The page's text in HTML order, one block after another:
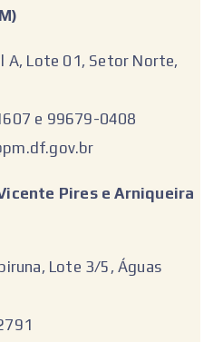
A, Lote 01, Setor Norte,
e 99679-0408
Pires e Arniqueira
Lote 3/5, Águas